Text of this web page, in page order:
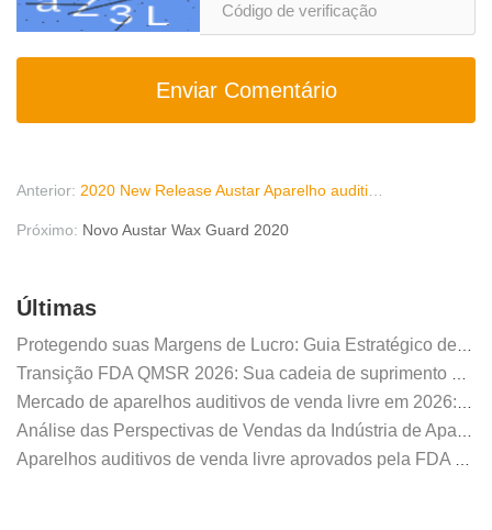
Enviar Comentário
Anterior: 2020 New Release Austar Aparelho auditivo Cadenza Y RIC
Próximo: Novo Austar Wax Guard 2020
Últimas
Protegendo suas Margens de Lucro: Guia Estratégico de Compras 2026 para Distribuidores de Aparelhos Auditivos
Transição FDA QMSR 2026: Sua cadeia de suprimento de aparelhos auditivos é segura?
Mercado de aparelhos auditivos de venda livre em 2026: Por que o A6 de 32 canais da AUSTAR define o sucesso dos distribuidores
Análise das Perspectivas de Vendas da Indústria de Aparelhos Auditivos em 2025
Aparelhos auditivos de venda livre aprovados pela FDA – o que compradores e distribuidores precisam saber